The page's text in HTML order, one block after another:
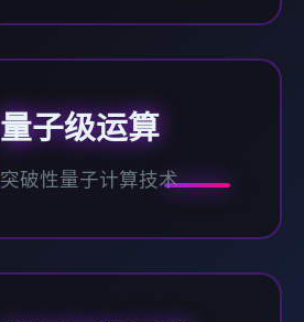
量子级运算
突破性量子计算技术